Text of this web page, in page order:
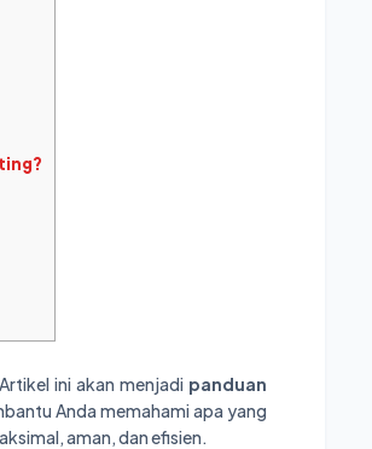
ini akan menjadi panduan
Anda memahami apa yang
aman, dan efisien.